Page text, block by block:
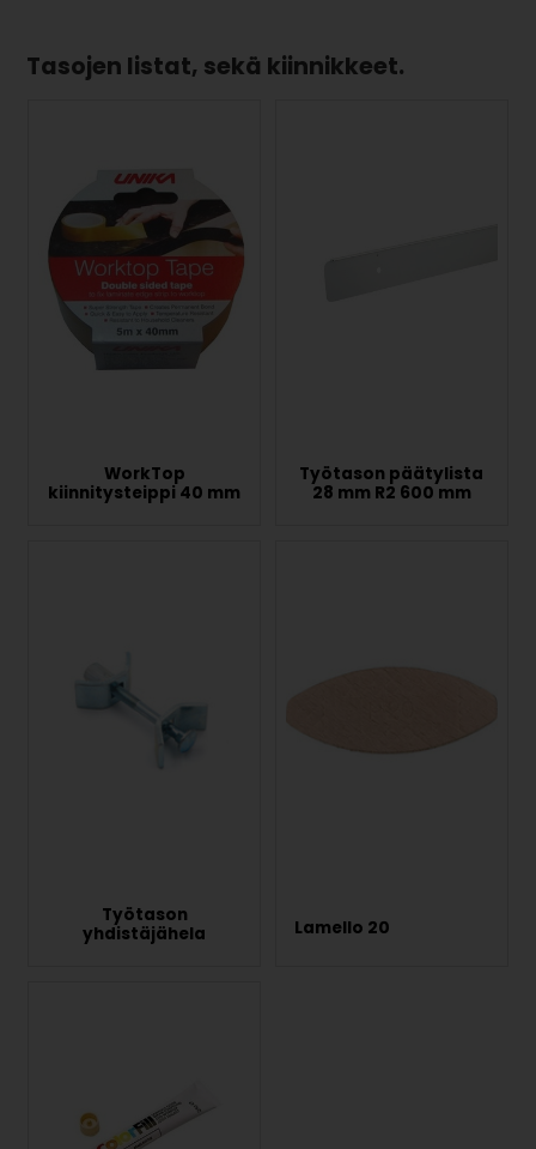
Tasojen listat, sekä kiinnikkeet.
WorkTop
kiinnitysteippi 40 mm
Työtason päätylista
28 mm R2 600 mm
Työtason
yhdistäjähela
Lamello 20